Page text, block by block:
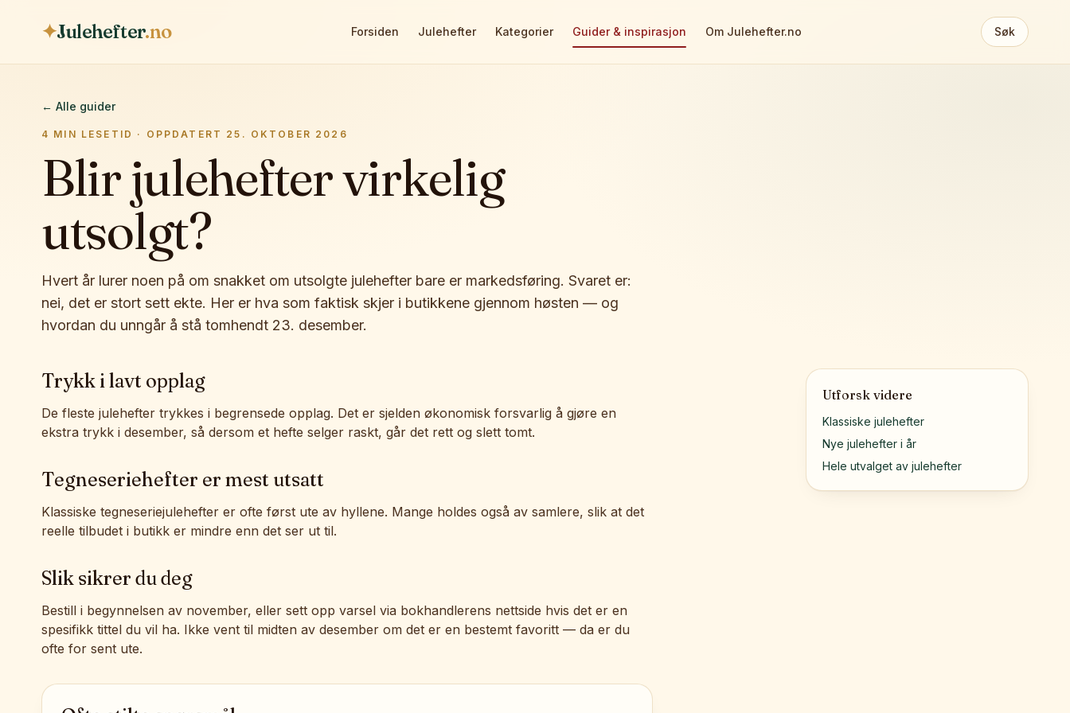
✦Julehefter.no Forsiden Julehefter Kategorier Guider & inspirasjon Om Julehefter.no Søk
← Alle guider
4 MIN LESETID · OPPDATERT 25. OKTOBER 2026
Blir julehefter virkelig
utsolgt?
Hvert år lurer noen på om snakket om utsolgte julehefter bare er markedsføring. Svaret er:
nei, det er stort sett ekte. Her er hva som faktisk skjer i butikkene gjennom høsten — og
hvordan du unngår å stå tomhendt 23. desember.
Trykk i lavt opplag
De fleste julehefter trykkes i begrensede opplag. Det er sjelden økonomisk forsvarlig å gjøre en
ekstra trykk i desember, så dersom et hefte selger raskt, går det rett og slett tomt.
Tegneseriehefter er mest utsatt
Klassiske tegneseriejulehefter er ofte først ute av hyllene. Mange holdes også av samlere, slik at det
reelle tilbudet i butikk er mindre enn det ser ut til.
Slik sikrer du deg
Bestill i begynnelsen av november, eller sett opp varsel via bokhandlerens nettside hvis det er en
spesifikk tittel du vil ha. Ikke vent til midten av desember om det er en bestemt favoritt — da er du
ofte for sent ute.
Utforsk videre
Klassiske julehefter
Nye julehefter i år
Hele utvalget av julehefter